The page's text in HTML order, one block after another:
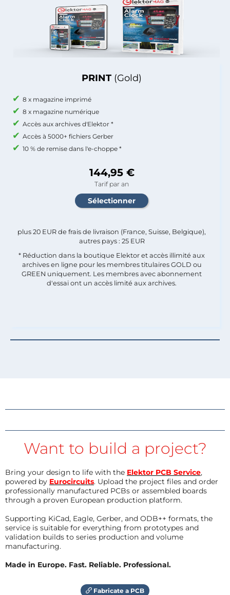
PRINT (Gold)
8 x magazine imprimé
8 x magazine numérique
Accès aux archives d'Elektor *
Accès à 5000+ fichiers Gerber
10 % de remise dans l'e-choppe *
144,95 €
Tarif par an
plus 20 EUR de frais de livraison (France, Suisse, Belgique),
autres pays : 25 EUR
* Réduction dans la boutique Elektor et accès illimité aux
archives en ligne pour les membres titulaires GOLD ou
GREEN uniquement. Les membres avec abonnement
d'essai ont un accès limité aux archives.
Want to build a project?
Bring your design to life with the Elektor PCB Service,
powered by Eurocircuits. Upload the project files and order
professionally manufactured PCBs or assembled boards
through a proven European production platform.
Supporting KiCad, Eagle, Gerber, and ODB++ formats, the
service is suitable for everything from prototypes and
validation builds to series production and volume
manufacturing.
Made in Europe. Fast. Reliable. Professional.
Fabricate a PCB